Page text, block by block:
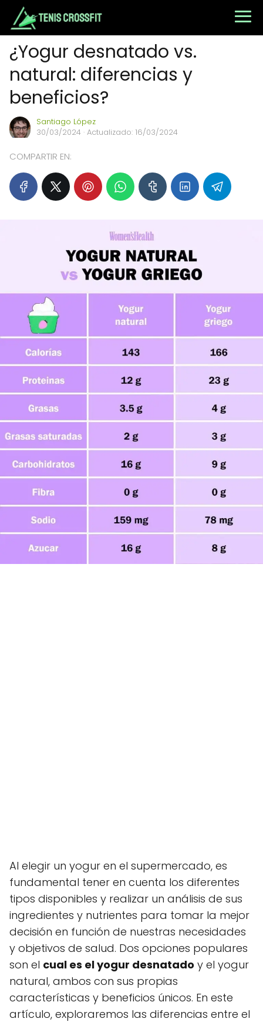
¿Yogur desnatado vs.
natural: diferencias y
beneficios?
Santiago López
30/03/2024 · Actualizado: 16/03/2024
COMPARTIR EN:
Al elegir un yogur en el supermercado, es
fundamental tener en cuenta los diferentes
tipos disponibles y realizar un análisis de sus
ingredientes y nutrientes para tomar la mejor
decisión en función de nuestras necesidades
y objetivos de salud. Dos opciones populares
son el cual es el yogur desnatado y el yogur
natural, ambos con sus propias
características y beneficios únicos. En este
artículo, exploraremos las diferencias entre el